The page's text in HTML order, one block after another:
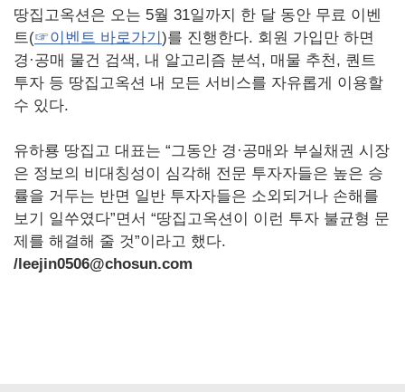
땅집고옥션은 오는 5월 31일까지 한 달 동안 무료 이벤
트(☞이벤트 바로가기 )를 진행한다. 회원 가입만 하면
경·공매 물건 검색, 내 알고리즘 분석, 매물 추천, 퀀트
투자 등 땅집고옥션 내 모든 서비스를 자유롭게 이용할
수 있다.
유하룡 땅집고 대표는 “그동안 경·공매와 부실채권 시장
은 정보의 비대칭성이 심각해 전문 투자자들은 높은 승
률을 거두는 반면 일반 투자자들은 소외되거나 손해를
보기 일쑤였다”면서 “땅집고옥션이 이런 투자 불균형 문
제를 해결해 줄 것”이라고 했다.
/leejin0506@chosun.com